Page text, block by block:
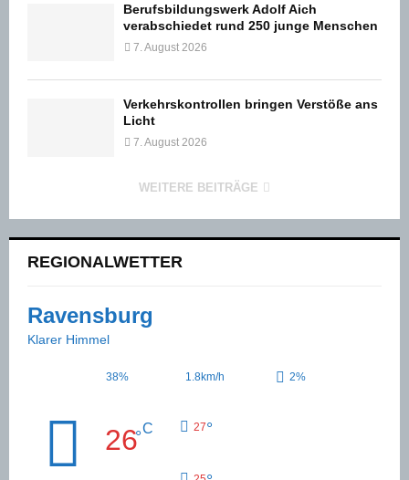
Berufsbildungswerk Adolf Aich
verabschiedet rund 250 junge Menschen
7. August 2026
Verkehrskontrollen bringen Verstöße ans
Licht
7. August 2026
WEITERE BEITRÄGE
REGIONALWETTER
Ravensburg
Klarer Himmel
38% 1.8km/h 2%
26°C 27°